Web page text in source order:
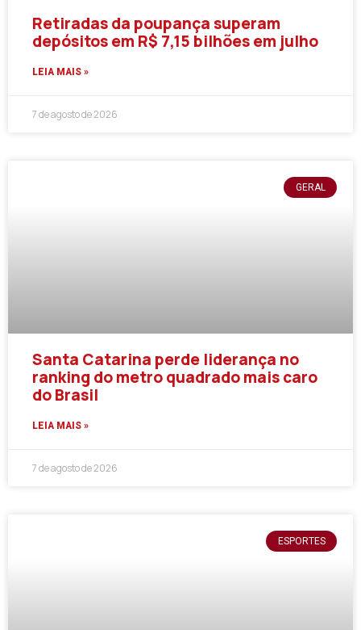
Retiradas da poupança superam
depósitos em R$ 7,15 bilhões em julho
LEIA MAIS »
7 de agosto de 2026
GERAL
Santa Catarina perde liderança no
ranking do metro quadrado mais caro
do Brasil
LEIA MAIS »
7 de agosto de 2026
ESPORTES